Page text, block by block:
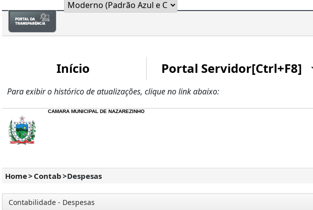
Início Portal Servidor[Ctrl+F8]
Para exibir o histórico de atualizações, clique no link abaixo:
CAMARA MUNICIPAL DE NAZAREZINHO
Home> Contab>Despesas
Contabilidade - Despesas